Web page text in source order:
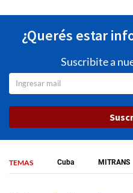
¿Querés estar
Suscribite a
TEMAS Cuba MITRANS